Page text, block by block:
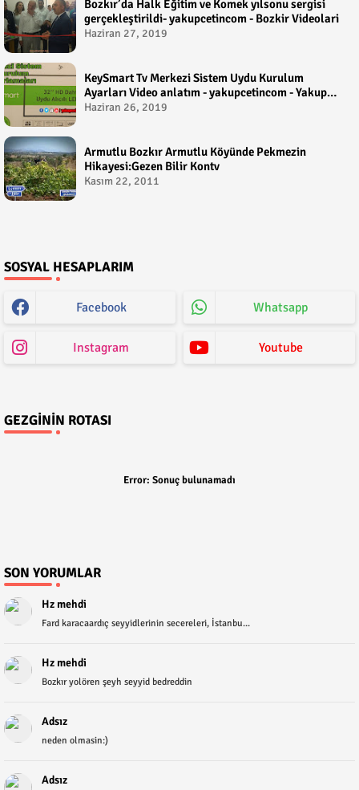
Bozkır’da Halk Eğitim ve Komek yılsonu sergisi
gerçekleştirildi- yakupcetincom - Bozkir Videolari
Haziran 27, 2019
KeySmart Tv Merkezi Sistem Uydu Kurulum
Ayarları Video anlatım - yakupcetincom - Yakup
Çetin
Haziran 26, 2019
Armutlu Bozkır Armutlu Köyünde Pekmezin
Hikayesi:Gezen Bilir Kontv
Kasım 22, 2011
SOSYAL HESAPLARIM
Facebook Whatsapp
Instagram Youtube
GEZGININ ROTASI
Error: Sonuç bulunamadı
SON YORUMLAR
Hz mehdi
Fard karacaardıç seyyidlerinin secereleri, İstanbu...
Hz mehdi
Bozkır yolören şeyh seyyid bedreddin
Adsız
neden olmasin:)
Adsız